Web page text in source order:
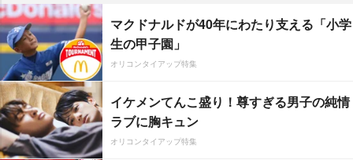
マクドナルドが40年にわたり支える「小学
生の甲子園」
オリコンタイアップ特集
イケメンてんこ盛り！尊すぎる男子の純情
ラブに胸キュン
オリコンタイアップ特集